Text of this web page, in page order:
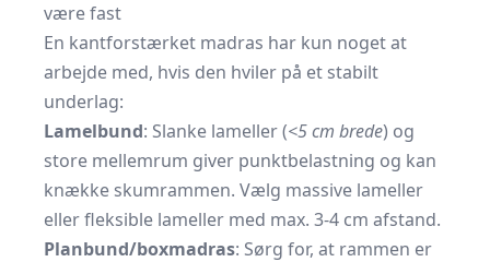
være fast
En kantforstærket madras har kun noget at
arbejde med, hvis den hviler på et stabilt
underlag:
Lamelbund: Slanke lameller (<5 cm brede) og
store mellemrum giver punktbelastning og kan
knække skumrammen. Vælg massive lameller
eller fleksible lameller med max. 3-4 cm afstand.
Planbund/boxmadras: Sørg for, at rammen er